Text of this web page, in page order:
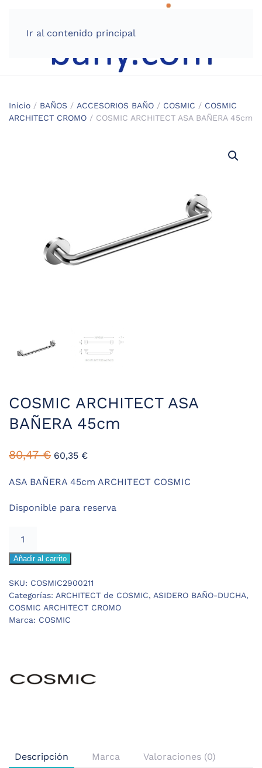
Ir al contenido principal
Inicio / BAÑOS / ACCESORIOS BAÑO / COSMIC / COSMIC
ARCHITECT CROMO / COSMIC ARCHITECT ASA BAÑERA 45cm
COSMIC ARCHITECT ASA
BAÑERA 45cm
80,47€ El
original
80,47 €.
60,35 €El
actual
60,35 €.
ASA BAÑERA 45cm ARCHITECT COSMIC
Disponible para reserva
ASA
45cm
cantidad
Añadir al carrito
SKU: COSMIC2900211
Categorías: ARCHITECT de COSMIC, ASIDERO BAÑO-DUCHA,
COSMIC ARCHITECT CROMO
Marca: COSMIC
Descripción Marca Valoraciones (0)